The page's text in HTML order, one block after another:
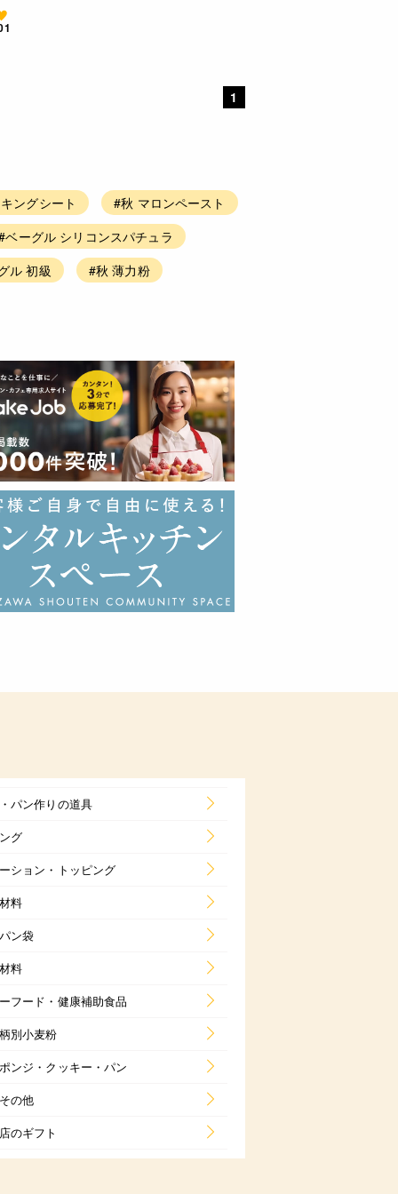
1
ングシート
#秋 マロンペースト
ベーグル シリコンスパチュラ
ル 初級
#秋 薄力粉
パン作りの道具
グ
ション・トッピング
料
ン袋
料
フード・健康補助食品
別小麦粉
ンジ・クッキー・パン
の他
のギフト